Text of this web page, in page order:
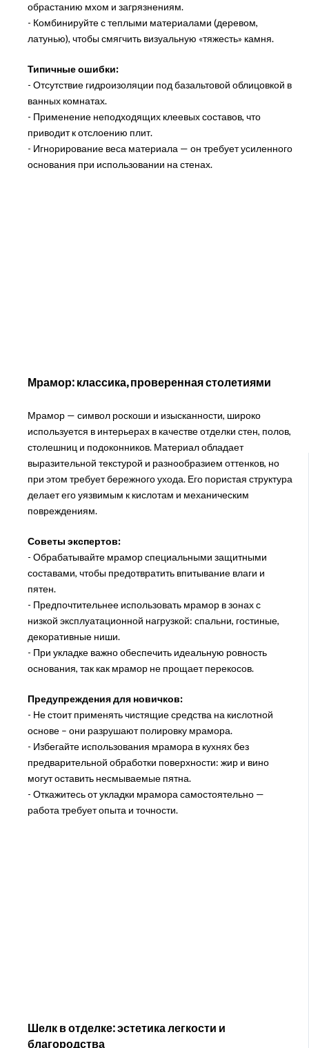
обрастанию мхом и загрязнениям.
- Комбинируйте с теплыми материалами (деревом,
латунью), чтобы смягчить визуальную «тяжесть» камня.
Типичные ошибки:
- Отсутствие гидроизоляции под базальтовой облицовкой в
ванных комнатах.
- Применение неподходящих клеевых составов, что
приводит к отслоению плит.
- Игнорирование веса материала — он требует усиленного
основания при использовании на стенах.
Мрамор: классика, проверенная столетиями
Мрамор — символ роскоши и изысканности, широко
используется в интерьерах в качестве отделки стен, полов,
столешниц и подоконников. Материал обладает
выразительной текстурой и разнообразием оттенков, но
при этом требует бережного ухода. Его пористая структура
делает его уязвимым к кислотам и механическим
повреждениям.
Советы экспертов:
- Обрабатывайте мрамор специальными защитными
составами, чтобы предотвратить впитывание влаги и
пятен.
- Предпочтительнее использовать мрамор в зонах с
низкой эксплуатационной нагрузкой: спальни, гостиные,
декоративные ниши.
- При укладке важно обеспечить идеальную ровность
основания, так как мрамор не прощает перекосов.
Предупреждения для новичков:
- Не стоит применять чистящие средства на кислотной
основе – они разрушают полировку мрамора.
- Избегайте использования мрамора в кухнях без
предварительной обработки поверхности: жир и вино
могут оставить несмываемые пятна.
- Откажитесь от укладки мрамора самостоятельно —
работа требует опыта и точности.
Шелк в отделке: эстетика легкости и
благородства